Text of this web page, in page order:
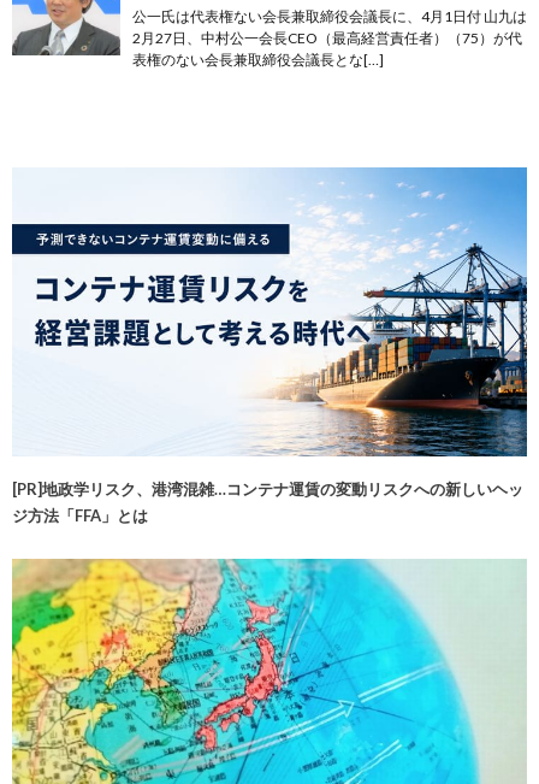
公一氏は代表権ない会長兼取締役会議長に、4月1日付 山九は
2月27日、中村公一会長CEO（最高経営責任者）（75）が代
表権のない会長兼取締役会議長とな[…]
[PR]地政学リスク、港湾混雑…コンテナ運賃の変動リスクへの新しいヘッ
ジ方法「FFA」とは